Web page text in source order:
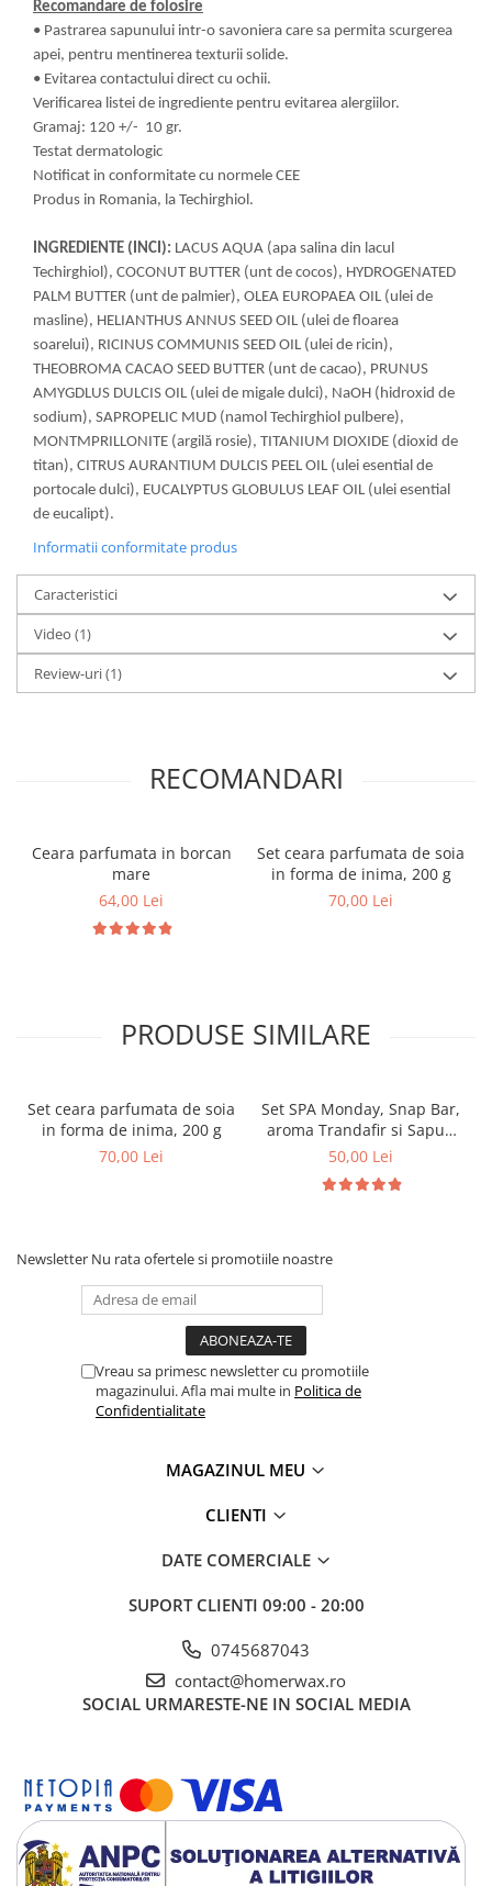
Recomandare de folosire
• Pastrarea sapunului intr-o savoniera care sa permita scurgerea
apei, pentru mentinerea texturii solide.
• Evitarea contactului direct cu ochii.
Verificarea listei de ingrediente pentru evitarea alergiilor.
Gramaj: 120 +/- 10 gr.
Testat dermatologic
Notificat in conformitate cu normele CEE
Produs in Romania, la Techirghiol.
INGREDIENTE (INCI): LACUS AQUA (apa salina din lacul
Techirghiol), COCONUT BUTTER (unt de cocos), HYDROGENATED
PALM BUTTER (unt de palmier), OLEA EUROPAEA OIL (ulei de
masline), HELIANTHUS ANNUS SEED OIL (ulei de floarea
soarelui), RICINUS COMMUNIS SEED OIL (ulei de ricin),
THEOBROMA CACAO SEED BUTTER (unt de cacao), PRUNUS
AMYGDLUS DULCIS OIL (ulei de migale dulci), NaOH (hidroxid de
sodium), SAPROPELIC MUD (namol Techirghiol pulbere),
MONTMPRILLONITE (argilă rosie), TITANIUM DIOXIDE (dioxid de
titan), CITRUS AURANTIUM DULCIS PEEL OIL (ulei esential de
portocale dulci), EUCALYPTUS GLOBULUS LEAF OIL (ulei esential
de eucalipt).
Informatii conformitate produs
Caracteristici
Video (1)
Review-uri(1)
RECOMANDARI
Ceara parfumata in borcan
mare
64,00 Lei
Set ceara parfumata de soia
in forma de inima, 200 g
70,00 Lei
PRODUSE SIMILARE
Set ceara parfumata de soia
in forma de inima, 200 g
70,00 Lei
Set SPA Monday, Snap Bar,
aroma Trandafir si Sapun
natural, Tricolor, Techir,
50,00 Lei
Newsletter Nu rata ofertele si promotiile noastre
Vreau sa primesc newsletter cu promotiile
magazinului. Afla mai multe in Politica de
Confidentialitate
MAGAZINUL MEU
CLIENTI
DATE COMERCIALE
SUPORT CLIENTI 09:00 - 20:00
0745687043
contact@homerwax.ro
SOCIAL URMARESTE-NE IN SOCIAL MEDIA